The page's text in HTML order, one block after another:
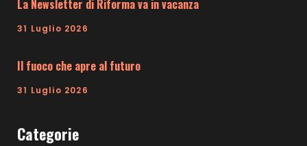
La Newsletter di Riforma va in vacanza
31 Luglio 2026
Il fuoco che apre al futuro
31 Luglio 2026
Categorie